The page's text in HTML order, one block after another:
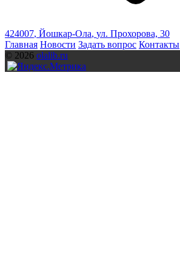
424007, Йошкар-Ола, ул. Прохорова, 30
Главная Новости Задать вопрос Контакты
© 2026 olalib.ru